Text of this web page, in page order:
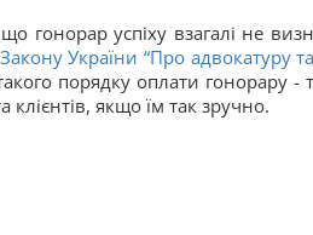
гонорар успіху взагалі не
Закону України “Про адвокатуру
порядку оплати гонорару
клієнтів, якщо їм так зручно.